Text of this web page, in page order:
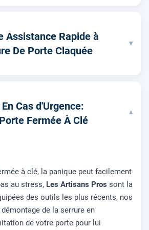
Assistance Rapide à
De Porte Claquée
▾
Cas d'Urgence:
Fermée À Clé
▾
à clé, la panique peut facilement
au stress, Les Artisans Pros sont la
des outils les plus récents, nos
de la serrure en
de votre porte pour lui